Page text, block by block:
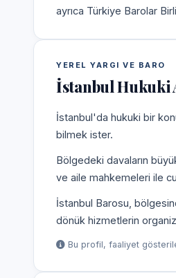
ayrıca Türkiye Barolar
YEREL YARGI VE BARO
İstanbul Hukuki
İstanbul'da hukuki bir
bilmek ister.
Bölgedeki davaların
ve aile mahkemeleri ile
İstanbul Barosu,
dönük hizmetlerin
Bu profil, faaliyet